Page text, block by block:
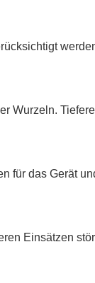
Wurzeln.
für das Gerät
Einsätzen